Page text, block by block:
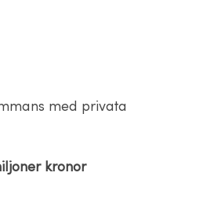
med privata
kronor